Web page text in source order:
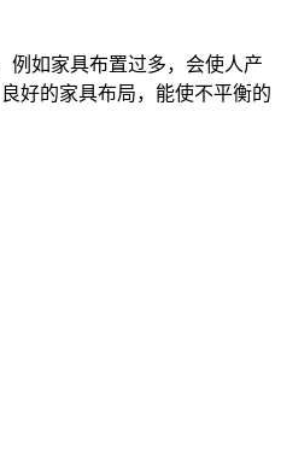
例如家具布置过多，会使人产
好的家具布局，能使不平衡的